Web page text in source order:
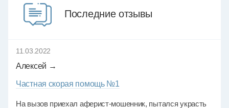
Последние отзывы
11.03.2022
Алексей →
Частная скорая помощь №1
На вызов приехал аферист-мошенник, пытался украсть